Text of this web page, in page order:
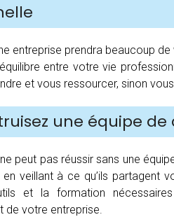
entreprise prendra beaucoup
entre votre vie
et vous ressourcer, sinon
une équipe
peut pas réussir sans une
veillant à ce qu’ils partagent
et la formation nécessaires
de votre entreprise.